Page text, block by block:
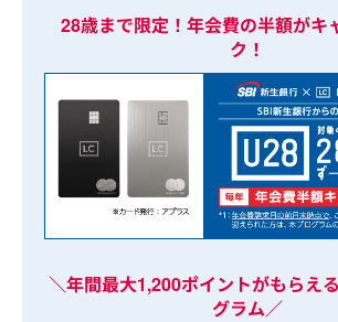
28歳まで限定！年会費の半額がキ
ク！
＼年間最大1,200ポイントがもらえ
グラム／